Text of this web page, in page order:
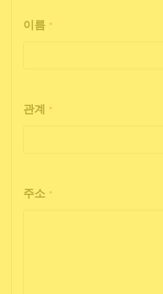
이름 *
관계 *
주소 *